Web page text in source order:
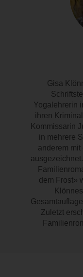
Gisa
Yogalehrerin
ihren
Kommissarin
in mehrere
anderem
dem Frost»
Zuletzt